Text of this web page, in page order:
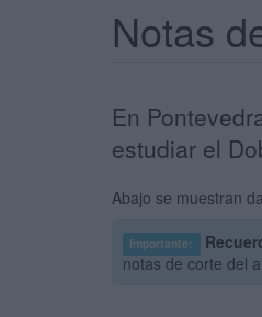
Notas
En
estudiar el
Abajo se muestran
Importante:
notas de corte del